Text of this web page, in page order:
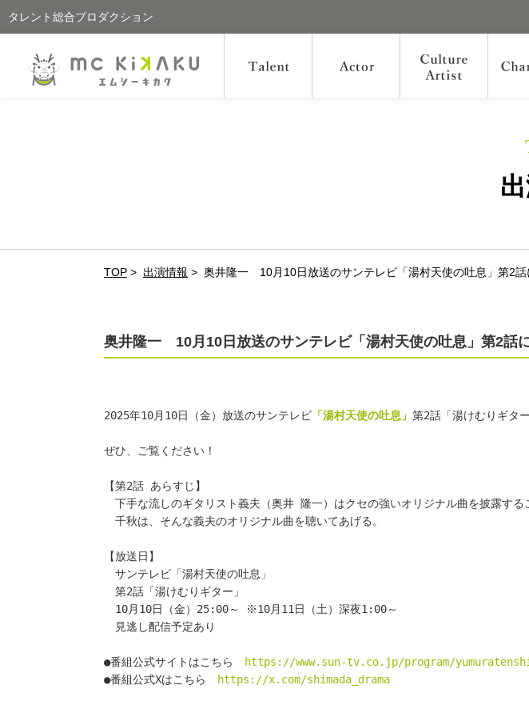
タレント総合プロダクション
TOP > 出演情報 > 奥井隆一 10月10日放送のサンテレビ「湯村天使の吐息」第2話
奥井隆一 10月10日放送のサンテレビ「湯村天使の吐息」第2話
2025年10月10日（金）放送のサンテレビ 「湯村天使の吐息」 第2話「湯けむりギタ
ぜひ、ご覧ください！
【第2話 あらすじ】
下手な流しのギタリスト義夫（奥井 隆一）はクセの強いオリジナル曲を披露する
千秋は、そんな義夫のオリジナル曲を聴いてあげる。
【放送日】
サンテレビ「湯村天使の吐息」
第2話「湯けむりギター」
10月10日（金）25:00～ ※10月11日（土）深夜1:00～
見逃し配信予定あり
●番組公式サイトはこちら
https://www.sun-tv.co.jp/program/
●番組公式Xはこちら
https://x.com/shimada_drama